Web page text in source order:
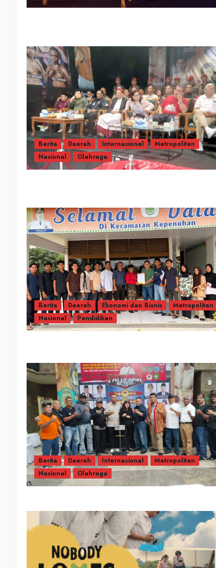
Berita Daerah Internasional
Metropolitan
Nasional
Olahraga
Berita Daerah Ekonomi dan Bisnis
Metropolitan
Nasional
Pendidikan
Berita Daerah Internasional
Metropolitan
Nasional
Olahraga